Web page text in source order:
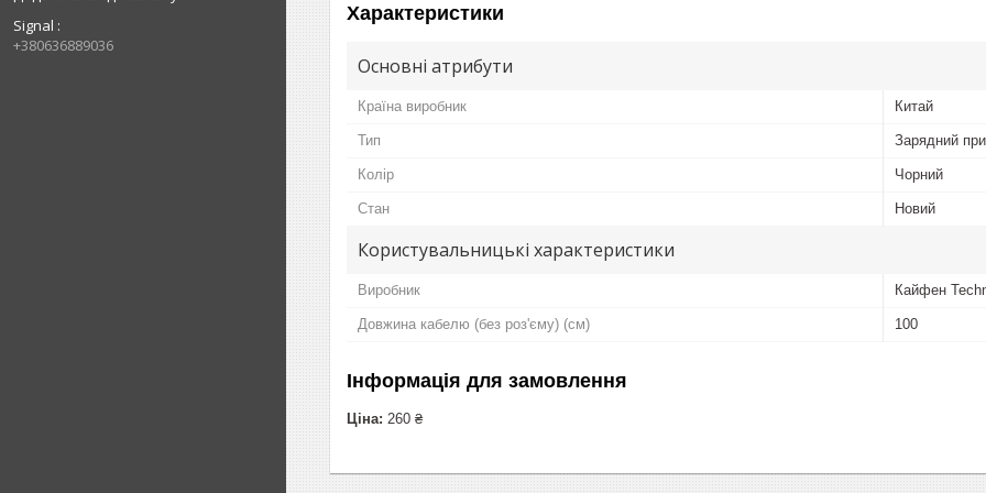
Signal
+380636889036
Характеристики
Основні атрибути
Країна виробник Китай
Тип Зарядний
Колір Чорний
Стан Новий
Користувальницькі характеристики
Виробник Кайфен
Довжина кабелю (без роз'єму) (см) 100
Інформація для замовлення
Ціна: 260 ₴